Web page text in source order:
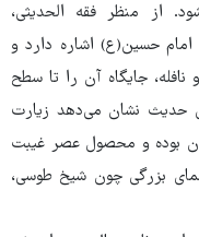
از منظر فقه الحدیثی،
امام حسین(ع) اشاره دارد و
جایگاه آن را تا سطح
حدیث نشان می‌دهد زیارت
بوده و محصول عصر غیبت
بزرگی چون شیخ طوسی،